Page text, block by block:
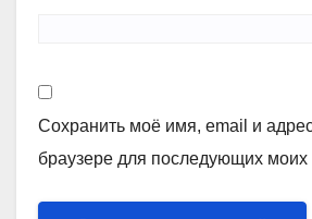
Сохранить моё имя, email и
браузере для последующих